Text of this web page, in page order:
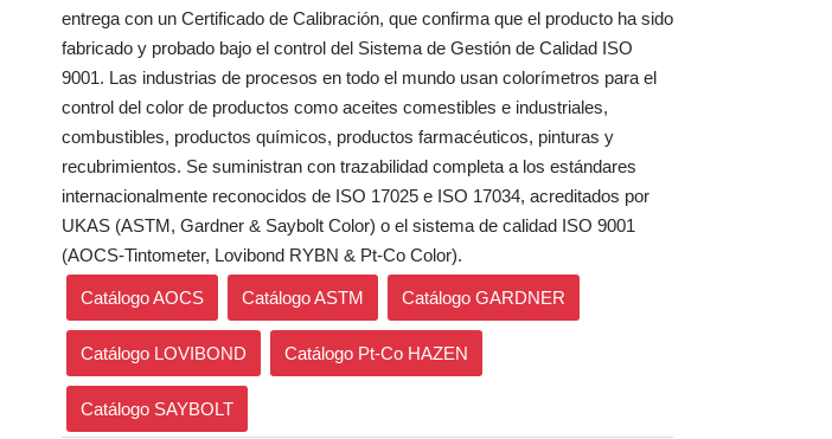
entrega con un Certificado de Calibración, que confirma que el producto ha sido
fabricado y probado bajo el control del Sistema de Gestión de Calidad ISO
9001. Las industrias de procesos en todo el mundo usan colorímetros para el
control del color de productos como aceites comestibles e industriales,
combustibles, productos químicos, productos farmacéuticos, pinturas y
recubrimientos. Se suministran con trazabilidad completa a los estándares
internacionalmente reconocidos de ISO 17025 e ISO 17034, acreditados por
UKAS (ASTM, Gardner & Saybolt Color) o el sistema de calidad ISO 9001
(AOCS-Tintometer, Lovibond RYBN & Pt-Co Color).
Catálogo AOCS Catálogo ASTM Catálogo GARDNER
Catálogo LOVIBOND Catálogo Pt-Co HAZEN
Catálogo SAYBOLT